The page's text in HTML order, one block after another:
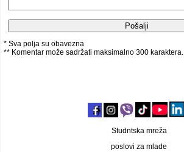
Studntska mreža
poslovi za mlade
* Sva polja su obavezna
** Komentar može sadržati maksimalno 300 karaktera.